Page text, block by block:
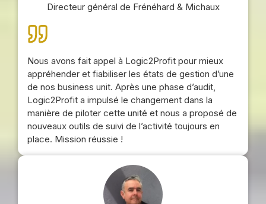
Directeur général de Frénéhard & Michaux
Nous avons fait appel à Logic2Profit pour mieux
appréhender et fiabiliser les états de gestion d’une
de nos business unit. Après une phase d’audit,
Logic2Profit a impulsé le changement dans la
manière de piloter cette unité et nous a proposé de
nouveaux outils de suivi de l’activité toujours en
place. Mission réussie !